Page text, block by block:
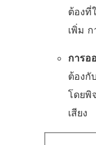
ต้องที่
เพิ่ม
การอ
ต้องกั
โดยพิ
เสียง